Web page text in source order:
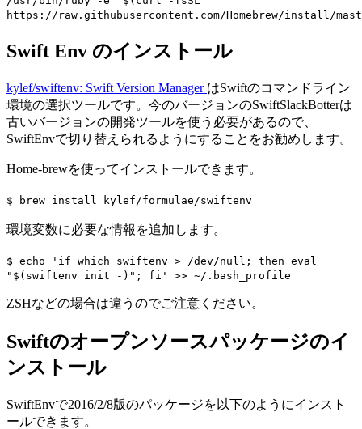
https://raw.githubusercontent.com/Homebrew/install/
Swift Env のインストール
kylef/swiftenv: Swift Version Manager はSwiftのコマンドライン
環境の選択ツールです。今のバージョンのSwiftSlackBotterは
古いバージョンの開発ツールを使う必要があるので、
SwiftEnvで切り替えられるようにすることをお勧めします。
Home-brewを使ってインストールできます。
$ brew install kylef/formulae/swiftenv
環境変数に必要な情報を追加します。
$ echo 'if which swiftenv > /dev/null; then eval
"$(swiftenv init -)"; fi' >> ~/.bash_profile
ZSHなどの場合は違うのでご注意ください。
Swiftのオープンソースパッケージのイ
ンストール
SwiftEnvで2016/2/8版のパッケージを以下のようにインスト
ールできます。